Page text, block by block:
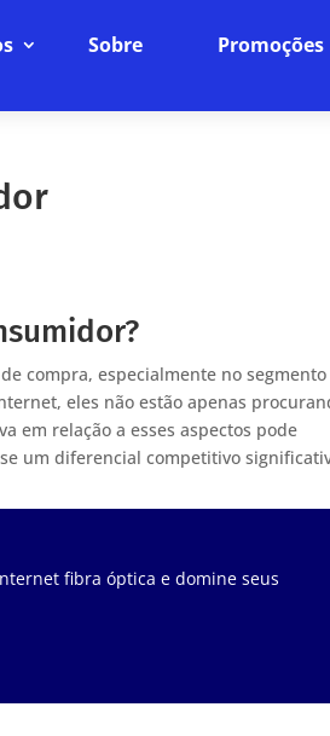
Sobre Promoções
compra, especialmente no
eles não estão apenas
em relação a esses aspectos pode
um diferencial competitivo
fibra óptica e domine seus